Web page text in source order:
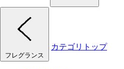
フレグランス
カテゴリトップ